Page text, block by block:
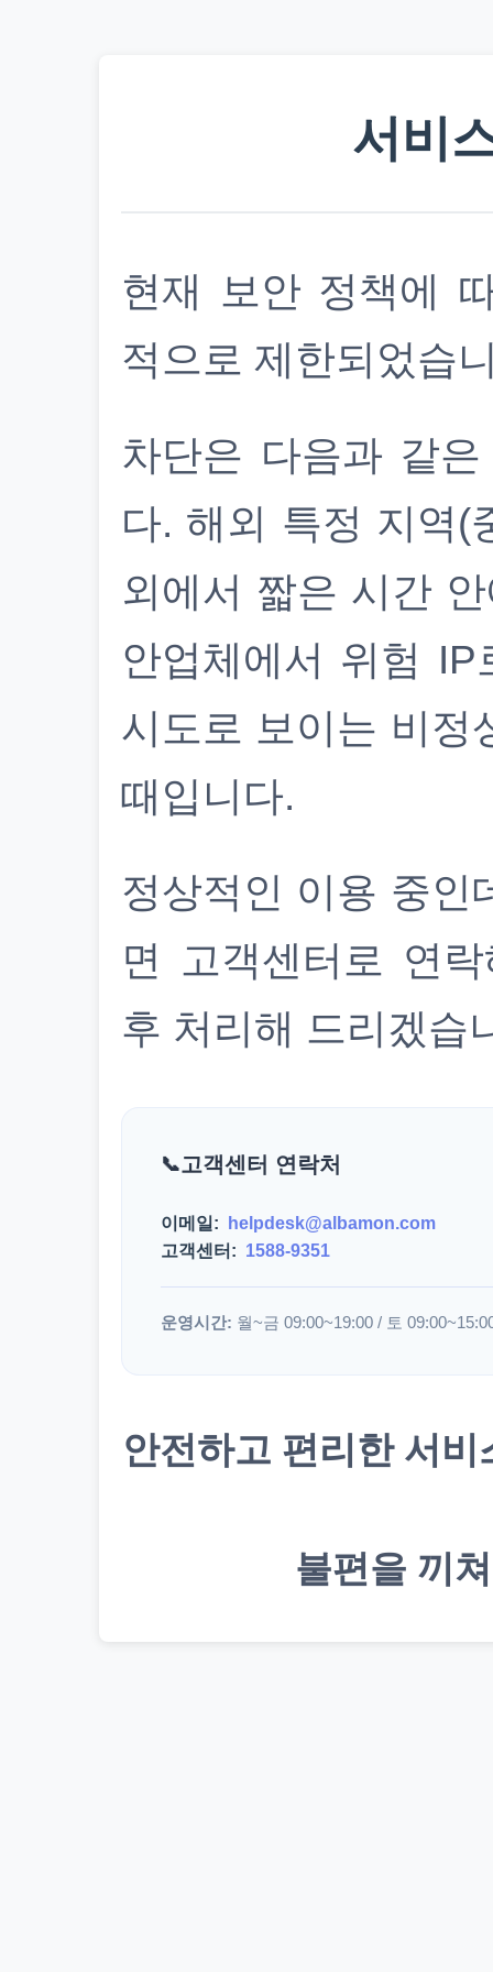
서비
현재 보안 정책에
적으로 제한되었습
차단은 다음과 같
다. 해외 특정 지역(
외에서 짧은 시간
안업체에서 위험
시도로 보이는 비정
때입니다.
정상적인 이용 중인
면 고객센터로 연
후 처리해 드리겠습
고객센터 연락처
이메일:
helpdesk@albamon.com
고객센터: 1588-9351
운영시간: 월~금 09:00~19:00 / 토
안전하고 편리한 서
불편을 끼